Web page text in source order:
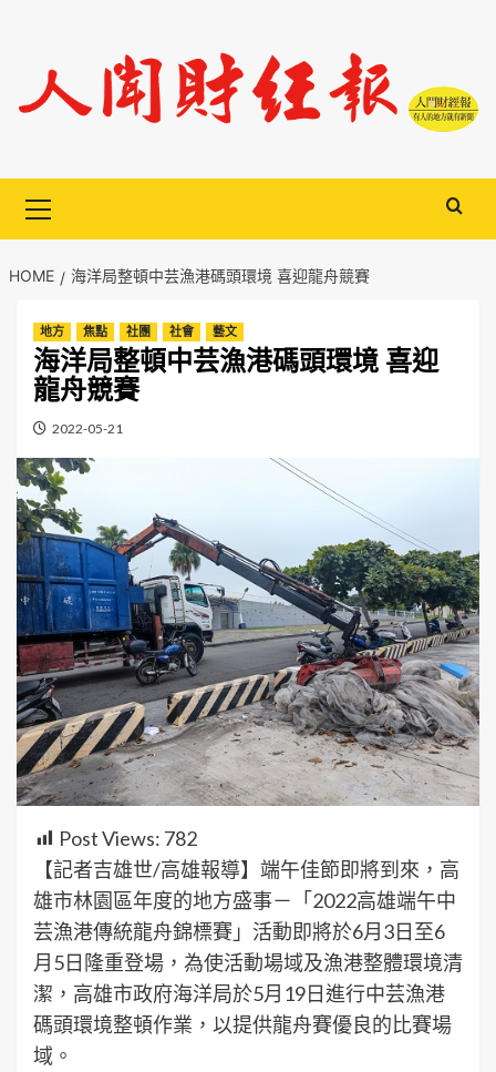
content
Menu
HOME 海洋局整頓中芸漁港碼頭環境 喜迎龍舟競賽
地方 焦點 社團 社會 藝文
海洋局整頓中芸漁港碼頭環境 喜迎
龍舟競賽
2022-05-21
Post Views: 782
【記者吉雄世/高雄報導】端午佳節即將到來，高
雄市林園區年度的地方盛事－「2022高雄端午中
芸漁港傳統龍舟錦標賽」活動即將於6月3日至6
月5日隆重登場，為使活動場域及漁港整體環境清
潔，高雄市政府海洋局於5月19日進行中芸漁港
碼頭環境整頓作業，以提供龍舟賽優良的比賽場
域。